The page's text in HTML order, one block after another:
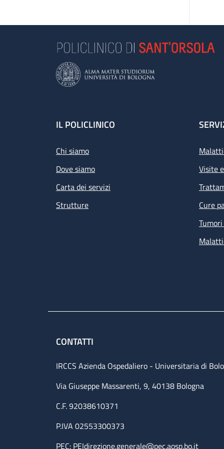
Footer
IL POLICLINICO
Chi siamo
Dove siamo
Carta dei servizi
Strutture
Visite
Cure
CONTATTI
IRCCS Azienda Ospedaliero - Universitaria di
Via Giuseppe Massarenti, 9, 40138 Bologna
C.F. 92038610371
P.IVA 02553300373
PEC: PEIdirezione.generale@pec.aosp.bo.it